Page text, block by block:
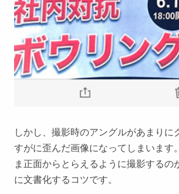
しかし、撮影時のアングルがあまりに
すがに歪んだ画像になってしまいます
ま正面からとらえるように撮影するの
に文書化するコツです。